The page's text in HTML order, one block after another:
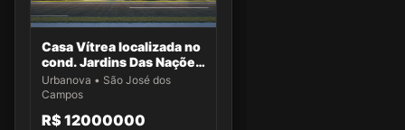
Casa Vítrea localizada no
cond. Jardins Das Nações
Maldivas lote 17 QD 188 -
Stemmi - Ativos
Urbanova • São José dos
Campos
R$ 12000000